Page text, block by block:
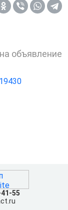
объявление
55